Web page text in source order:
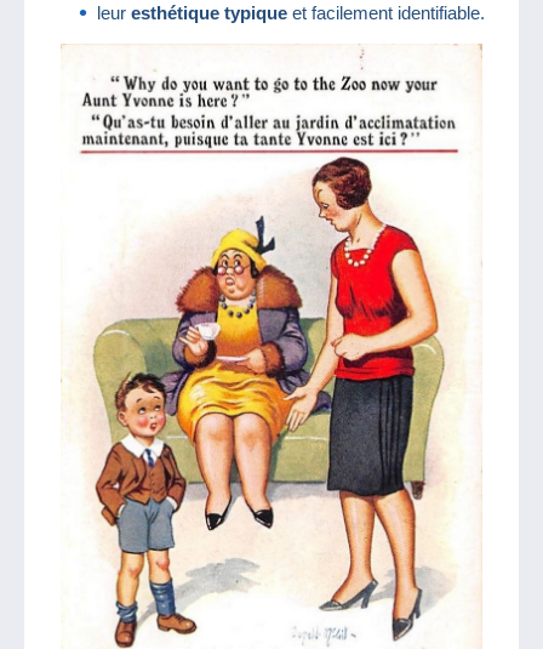
leur esthétique typique et facilement identifiable.